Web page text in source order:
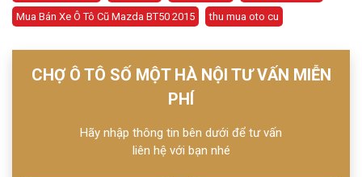
Mua Bán Xe Ô Tô Cũ Mazda BT50 2015
thu mua oto cu
CHỢ Ô TÔ SỐ MỘT HÀ NỘI TƯ VẤN MIỄN
PHÍ
Hãy nhập thông tin bên dưới để tư vấn
liên hệ với bạn nhé